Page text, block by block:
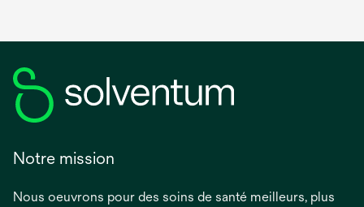
Notre mission
Nous oeuvrons pour des soins de santé meilleurs, plus